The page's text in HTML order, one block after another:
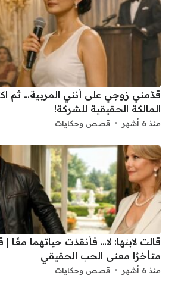
قدّمني زوجي على أنني المربية… ثم
المالكة الحقيقية للشركة!
منذ 6 أشهر قصص وحكايات
قالت لابنها: لا… فأنقذت حياتهما
متأخرًا معنى الحب الحقيقي
منذ 6 أشهر قصص وحكايات